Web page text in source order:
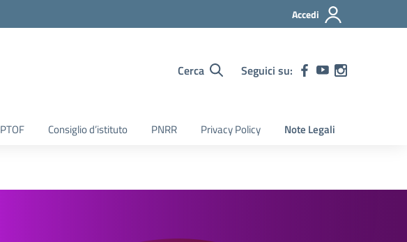
Accedi
Cerca Seguici su:
PTOF Consiglio d’istituto PNRR Privacy Policy Note Legali